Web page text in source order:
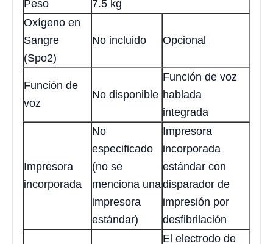
Peso
7.5 kg
Oxígeno en
Sangre
(Spo2)
No incluido Opcional
Función de
voz
No disponible
Función de voz
hablada
integrada
Impresora
incorporada
No
especificado
(no se
menciona una
impresora
estándar)
Impresora
incorporada
estándar con
disparador de
impresión por
desfibrilación
El electrodo de